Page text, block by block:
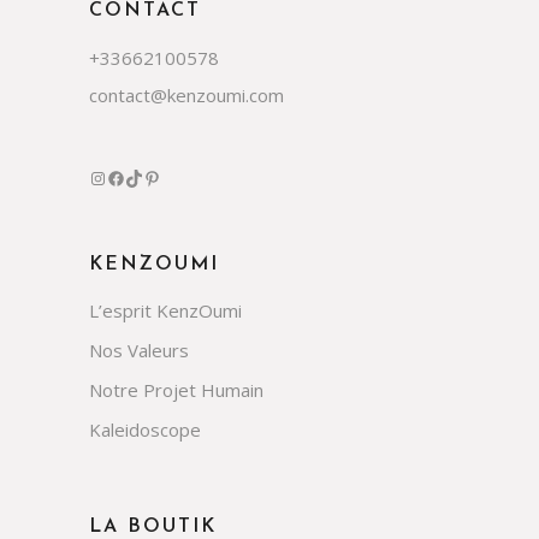
CONTACT
+33662100578
contact@kenzoumi.com
Instagram
Facebook
TikTokPinterest
KENZOUMI
L’esprit KenzOumi
Nos Valeurs
Notre Projet Humain
Kaleidoscope
LA BOUTIK